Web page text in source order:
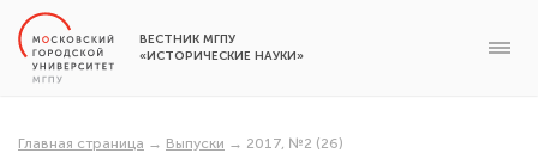
ВЕСТНИК МГПУ
«ИСТОРИЧЕСКИЕ НАУКИ»
Главная страница → Выпуски → 2017, №2 (26)